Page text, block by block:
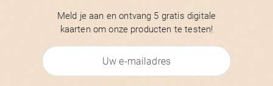
Meld je aan en ontvang 5 gratis digitale
kaarten om onze producten te testen!